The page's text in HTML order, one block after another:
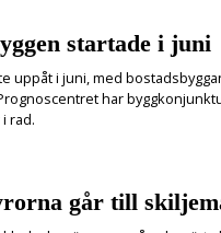
startade i juni
uppåt i juni, med
har
rad.
går till